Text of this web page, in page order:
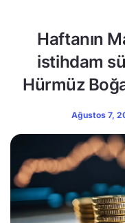
Haftanın
istihdam
Hürmüz
Ağustos 7,